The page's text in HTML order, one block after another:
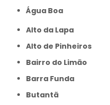
Água Boa
Alto da Lapa
Alto de Pinheiros
Bairro do Limão
Barra Funda
Butantã